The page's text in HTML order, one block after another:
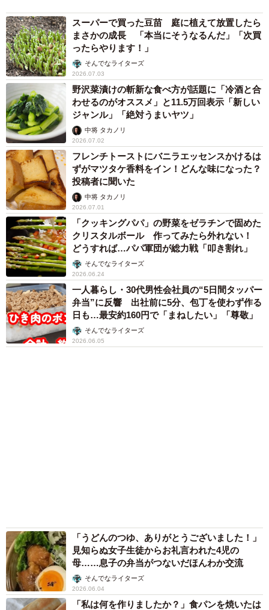
スーパーで買った豆苗 庭に植えて放置したら
まさかの成長 「本当にそうなるんだ」「次買
ったらやります！」
そんでなライターズ
2026.07.03
野沢菜漬けの斬新な食べ方が話題に「冷酒と合
わせるのがオススメ」と11.5万回表示「新しい
ジャンル」「絶対うまいヤツ」
中将 タカノリ
2026.07.02
フレンチトーストにバニラエッセンスかけるは
ずがマツタケ香料をイン！どんな味になった？
投稿者に聞いた
中将 タカノリ
2026.07.01
「クッキングパパ」の野菜をゼラチンで固めた
クリスタルボール 作ってみたら外れない！
どうすれば…パパ軍団が総力戦「叩き割れ」
そんでなライターズ
2026.06.24
一人暮らし・30代男性会社員の“5日間タッパー
弁当”に反響 出社前に5分、包丁を使わず作る
日も…最安約160円で「まねしたい」「尊敬」
そんでなライターズ
2026.06.05
「うどんのつゆ、ありがとうございました！」
見知らぬ女子生徒からお礼言われた4児の
母……息子の弁当がつないだほんわか交流
そんでなライターズ
2026.06.04
「私は何を作りましたか？」食パンを焼いたは